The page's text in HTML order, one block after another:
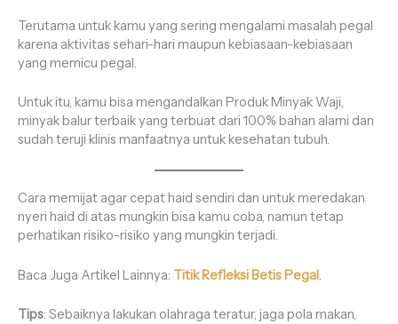
Terutama untuk kamu yang sering mengalami masalah pegal
karena aktivitas sehari-hari maupun kebiasaan-kebiasaan
yang memicu pegal.
Untuk itu, kamu bisa mengandalkan Produk Minyak Waji,
minyak balur terbaik yang terbuat dari 100% bahan alami dan
sudah teruji klinis manfaatnya untuk kesehatan tubuh.
Cara memijat agar cepat haid sendiri dan untuk meredakan
nyeri haid di atas mungkin bisa kamu coba, namun tetap
perhatikan risiko-risiko yang mungkin terjadi.
Baca Juga Artikel Lainnya: Titik Refleksi Betis Pegal.
Tips: Sebaiknya lakukan olahraga teratur, jaga pola makan,